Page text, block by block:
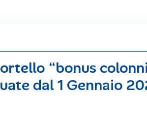
“bonus
dal 1 Gennaio